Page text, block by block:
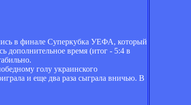
в финале Суперкубка УЕФА, который
дополнительное время (итог - 5:4 в
голу украинского
и еще два раза сыграла вничью. В